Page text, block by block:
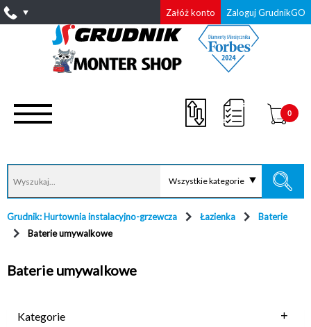
Załóż konto Zaloguj GrudnikGO
Wszystkie kategorie
0
Grudnik: Hurtownia instalacyjno-grzewcza Łazienka
Baterie
Baterie umywalkowe
Baterie umywalkowe
Kategorie